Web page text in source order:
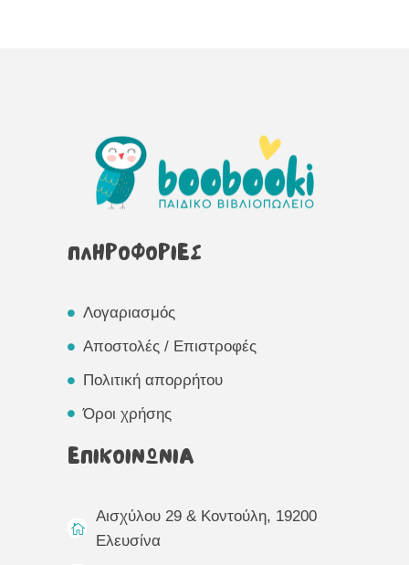
ΠΛΗΡΟΦΟΡΙΕΣ
Λογαριασμός
Αποστολές / Επιστροφές
Πολιτική απορρήτου
Όροι χρήσης
ΕΠΙΚΟΙΝΩΝΙΑ
Αισχύλου 29 & Κοντούλη, 19200
Ελευσίνα